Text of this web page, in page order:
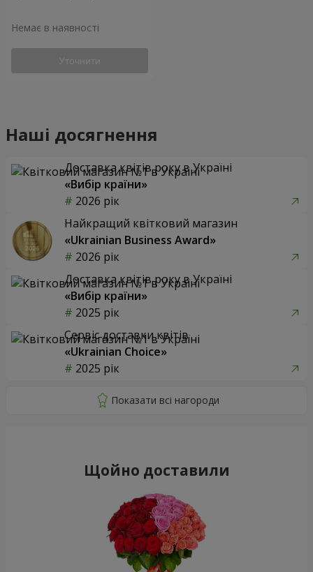
Немає в наявності
Уточнити
Наші досягнення
Доставка квітів року в Україні
«Вибір країни»
2026 рік
Найкращий квітковий магазин
«Ukrainian Business Award»
2026 рік
Доставка квітів року в Україні
«Вибір країни»
2025 рік
Сервіс доставки квітів
«Ukrainian Choice»
2025 рік
Щойно доставили